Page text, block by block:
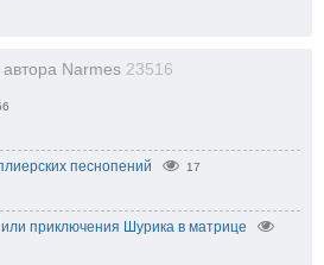
Narmes 23516
песнопений 17
приключения Шурика в матрице